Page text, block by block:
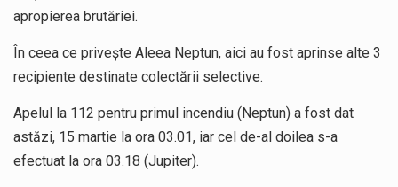
apropierea brutăriei.
În ceea ce privește Aleea Neptun, aici au fost aprinse alte 3
recipiente destinate colectării selective.
Apelul la 112 pentru primul incendiu (Neptun) a fost dat
astăzi, 15 martie la ora 03.01, iar cel de-al doilea s-a
efectuat la ora 03.18 (Jupiter).